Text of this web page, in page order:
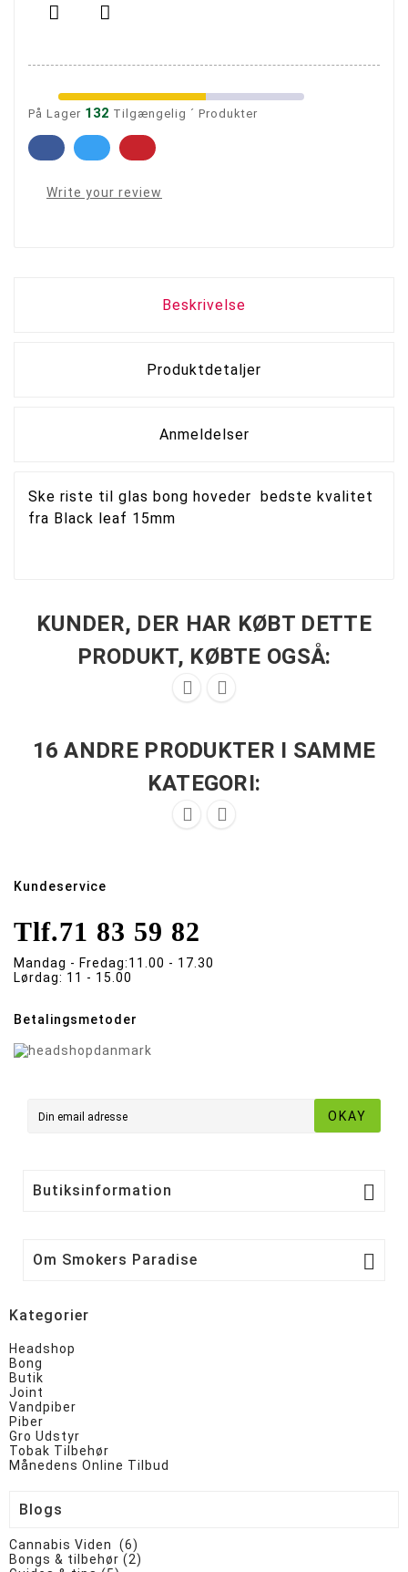
 
På Lager 132 Tilgængelig ´ Produkter
Write your review
Beskrivelse
Produktdetaljer
Anmeldelser
Ske riste til glas bong hoveder bedste kvalitet
fra Black leaf 15mm
KUNDER, DER HAR KØBT DETTE
PRODUKT, KØBTE OGSÅ:
 
16 ANDRE PRODUKTER I SAMME
KATEGORI:
 
Kundeservice
Tlf.71 83 59 82
Mandag - Fredag:11.00 - 17.30
Lørdag: 11 - 15.00
Betalingsmetoder
OKAY
Butiksinformation 
Om Smokers Paradise 
Kategorier
Headshop
Bong
Butik
Joint
Vandpiber
Piber
Gro Udstyr
Tobak Tilbehør
Månedens Online Tilbud
Blogs
Cannabis Viden (6)
Bongs & tilbehør (2)